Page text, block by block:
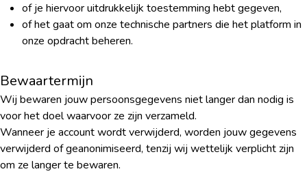
of je hiervoor uitdrukkelijk toestemming hebt gegeven,
of het gaat om onze technische partners die het platform in
onze opdracht beheren.
Bewaartermijn
Wij bewaren jouw persoonsgegevens niet langer dan nodig is
voor het doel waarvoor ze zijn verzameld.
Wanneer je account wordt verwijderd, worden jouw gegevens
verwijderd of geanonimiseerd, tenzij wij wettelijk verplicht zijn
om ze langer te bewaren.